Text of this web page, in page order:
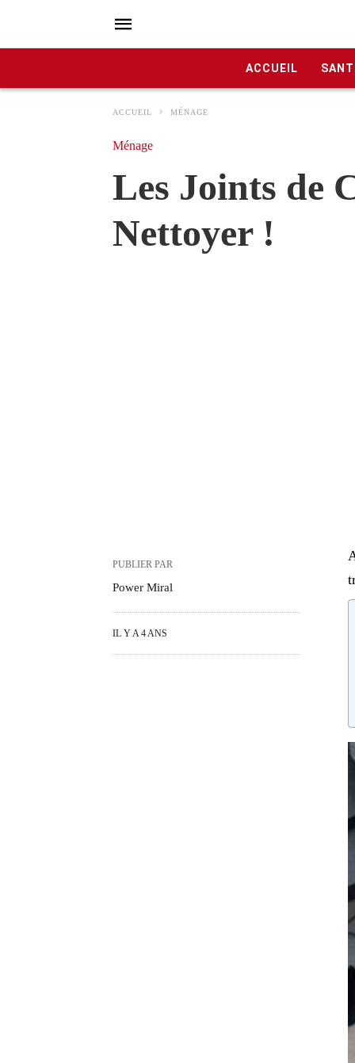
ACCUEIL
ACCUEIL MÉNAGE
Ménage
Les Joints de
Nettoyer !
PUBLIER PAR
Power Miral
IL Y A 4 ANS